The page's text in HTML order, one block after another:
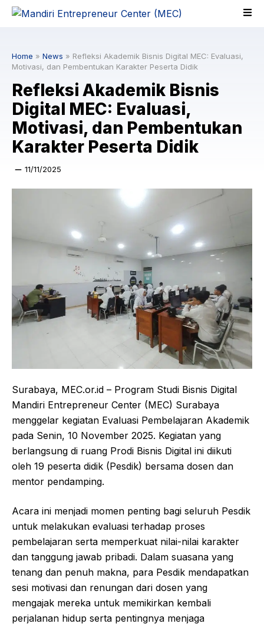
Skip
Home » News » Refleksi Akademik Bisnis Digital MEC: Evaluasi,
Motivasi, dan Pembentukan Karakter Peserta Didik
Refleksi Akademik Bisnis
Digital MEC: Evaluasi,
Motivasi, dan Pembentukan
Karakter Peserta Didik
11/11/2025
Surabaya, MEC.or.id – Program Studi Bisnis Digital
Mandiri Entrepreneur Center (MEC) Surabaya
menggelar kegiatan Evaluasi Pembelajaran Akademik
pada Senin, 10 November 2025. Kegiatan yang
berlangsung di ruang Prodi Bisnis Digital ini diikuti
oleh 19 peserta didik (Pesdik) bersama dosen dan
mentor pendamping.
Acara ini menjadi momen penting bagi seluruh Pesdik
untuk melakukan evaluasi terhadap proses
pembelajaran serta memperkuat nilai-nilai karakter
dan tanggung jawab pribadi. Dalam suasana yang
tenang dan penuh makna, para Pesdik mendapatkan
sesi motivasi dan renungan dari dosen yang
mengajak mereka untuk memikirkan kembali
perjalanan hidup serta pentingnya menjaga